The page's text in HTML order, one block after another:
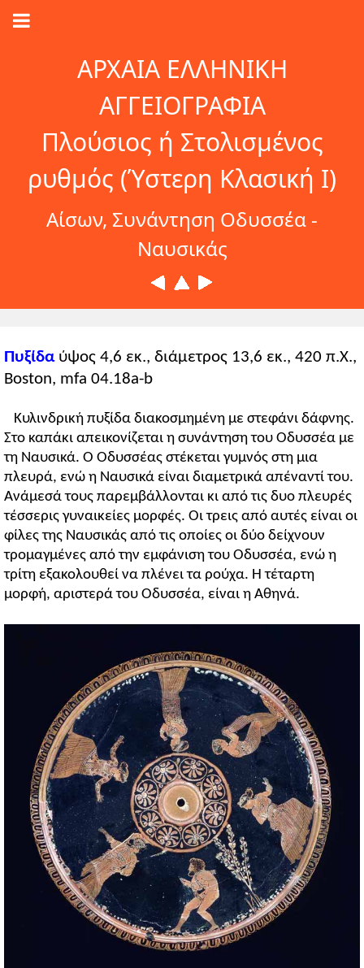
ΑΡΧΑΙΑ ΕΛΛΗΝΙΚΗ
ΑΓΓΕΙΟΓΡΑΦΙΑ
Πλούσιος ή Στολισμένος
ρυθμός (Ύστερη Κλασική Ι)
Αίσων, Συνάντηση Οδυσσέα -
Ναυσικάς
Πυξίδαύψος 4,6 εκ., διάμετρος 13,6 εκ., 420 π.Χ.,
Boston, mfa 04.18a-b
Κυλινδρική πυξίδα διακοσμημένη με στεφάνι δάφνης.
Στο καπάκι απεικονίζεται η συνάντηση του Οδυσσέα με
τη Ναυσικά. Ο Οδυσσέας στέκεται γυμνός στη μια
πλευρά, ενώ η Ναυσικά είναι διαμετρικά απέναντί του.
Ανάμεσά τους παρεμβάλλονται κι από τις δυο πλευρές
τέσσερις γυναικείες μορφές. Οι τρεις από αυτές είναι οι
φίλες της Ναυσικάς από τις οποίες οι δύο δείχνουν
τρομαγμένες από την εμφάνιση του Οδυσσέα, ενώ η
τρίτη εξακολουθεί να πλένει τα ρούχα. Η τέταρτη
μορφή, αριστερά του Οδυσσέα, είναι η Αθηνά.